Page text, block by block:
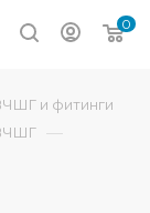
0
и фитинги
—